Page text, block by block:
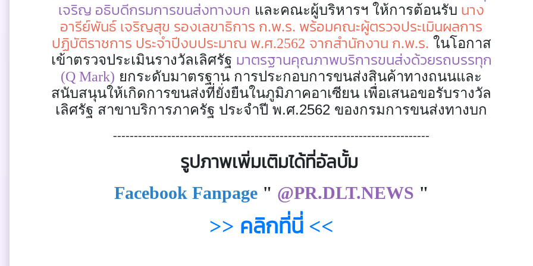
เจริญ อธิบดีกรมการขนส่งทางบก และคณะผู้บริหารฯ ให้การต้อนรับ นาง
อารีย์พันธ์ เจริญสุข รองเลขาธิการ ก.พ.ร. พร้อมคณะผู้ตรวจประเมินผลการ
ปฏิบัติราชการ ประจำปีงบประมาณ พ.ศ.2562 จากสำนักงาน ก.พ.ร. ในโอกาส
เข้าตรวจประเมินรางวัลเลิศรัฐ มาตรฐานคุณภาพบริการขนส่งด้วยรถบรรทุก
(Q Mark) ยกระดับมาตรฐาน การประกอบการขนส่งสินค้าทางถนนและ
สนับสนุนให้เกิดการขนส่งที่ยั่งยืนในภูมิภาคอาเซียน เพื่อเสนอขอรับรางวัล
เลิศรัฐ สาขาบริการภาครัฐ ประจำปี พ.ศ.2562 ของกรมการขนส่งทางบก
----------------------------------------------------------------------------
รูปภาพเพิ่มเติมได้ที่อัลบั้ม
Facebook Fanpage" @PR.DLT.NEWS "
>> คลิกที่นี่ <<